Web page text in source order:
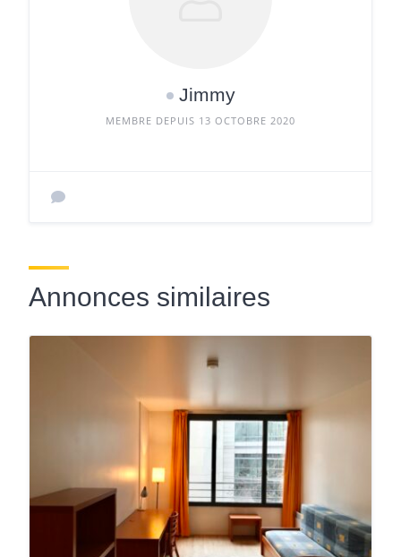
Jimmy
MEMBRE DEPUIS 13 OCTOBRE 2020
Annonces similaires